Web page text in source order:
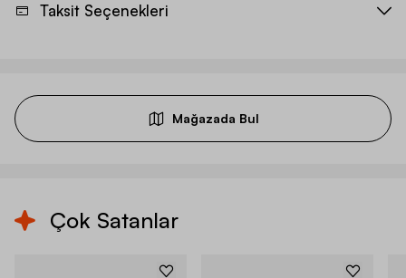
Taksit Seçenekleri
Mağazada Bul
Çok Satanlar